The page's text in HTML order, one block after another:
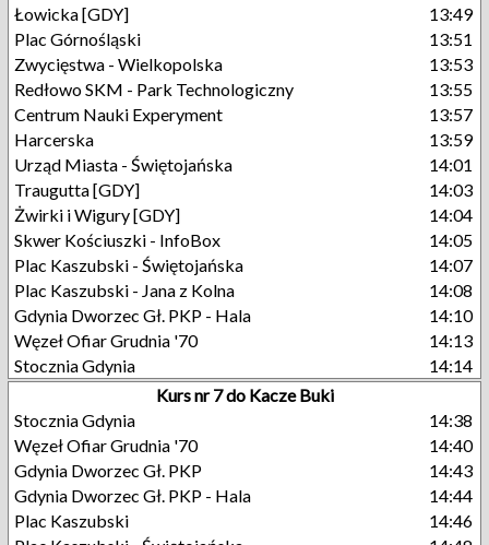
Łowicka [GDY]
13:49
Plac Górnośląski
13:51
Zwycięstwa - Wielkopolska
13:53
Redłowo SKM - Park Technologiczny
13:55
Centrum Nauki Experyment
13:57
Harcerska
13:59
Urząd Miasta - Świętojańska
14:01
Traugutta [GDY]
14:03
Żwirki i Wigury [GDY]
14:04
Skwer Kościuszki - InfoBox
14:05
Plac Kaszubski - Świętojańska
14:07
Plac Kaszubski - Jana z Kolna
14:08
Gdynia Dworzec Gł. PKP - Hala
14:10
Węzeł Ofiar Grudnia '70
14:13
Stocznia Gdynia
14:14
Kurs nr 7 do Kacze Buki
Stocznia Gdynia
14:38
Węzeł Ofiar Grudnia '70
14:40
Gdynia Dworzec Gł. PKP
14:43
Gdynia Dworzec Gł. PKP - Hala
14:44
Plac Kaszubski
14:46